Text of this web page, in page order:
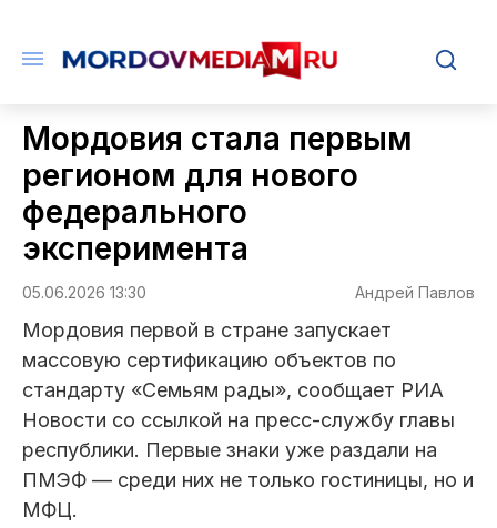
Мордовия стала первым
регионом для нового
федерального
эксперимента
05.06.2026 13:30 Андрей Павлов
Мордовия первой в стране запускает
массовую сертификацию объектов по
стандарту «Семьям рады», сообщает РИА
Новости со ссылкой на пресс-службу главы
республики. Первые знаки уже раздали на
ПМЭФ — среди них не только гостиницы, но и
МФЦ.